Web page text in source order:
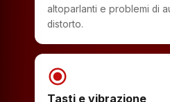
altoparlanti e problemi di
distorto.
radio_button_checked
Tasti e vibrazione